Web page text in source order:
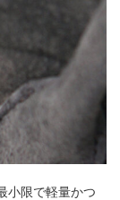
小限で軽量かつ